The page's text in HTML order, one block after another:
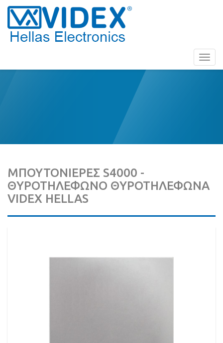
ΜΠΟΥΤΟΝΙΕΡΕΣ S4000 -
ΘΥΡΟΤΗΛΕΦΩΝΟ ΘΥΡΟΤΗΛΕΦΩΝΑ
VIDEX HELLAS